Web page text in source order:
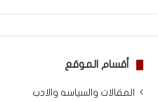
أقسام الموقع
المقالات والسياسه والادب